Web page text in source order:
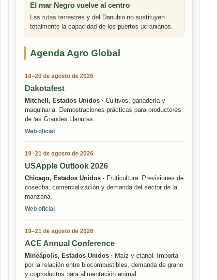
El mar Negro vuelve al centro
Las rutas terrestres y del Danubio no sustituyen
totalmente la capacidad de los puertos ucranianos.
Agenda Agro Global
18–20 de agosto de 2026
Dakotafest
Mitchell, Estados Unidos · Cultivos, ganadería y
maquinaria. Demostraciones prácticas para productores
de las Grandes Llanuras.
Web oficial
19–21 de agosto de 2026
USApple Outlook 2026
Chicago, Estados Unidos · Fruticultura. Previsiones de
cosecha, comercialización y demanda del sector de la
manzana.
Web oficial
19–21 de agosto de 2026
ACE Annual Conference
Mineápolis, Estados Unidos · Maíz y etanol. Importa
por la relación entre biocombustibles, demanda de grano
y coproductos para alimentación animal.